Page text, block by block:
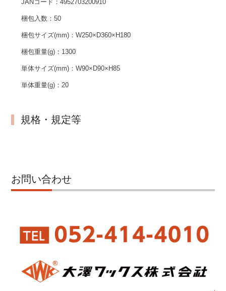
JANコード：4952703200910
梱包入数：50
梱包サイズ(mm)：W250×D360×H180
梱包重量(g)： 1300
単体サイズ(mm)：W90×D90×H85
単体重量(g)：20
規格・規定等
お問い合わせ